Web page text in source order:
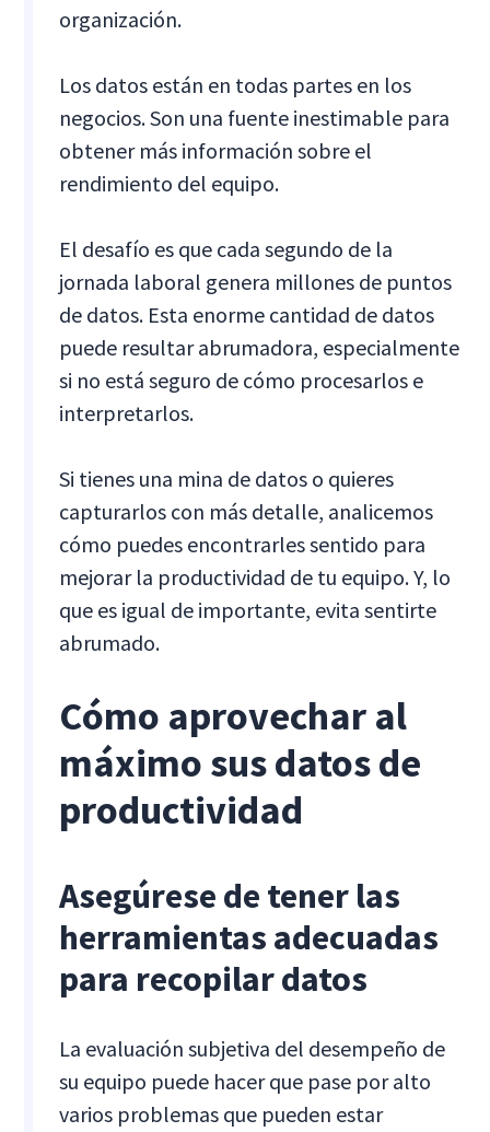
organización.
Los datos están en todas partes en los
negocios. Son una fuente inestimable para
obtener más información sobre el
rendimiento del equipo.
El desafío es que cada segundo de la
jornada laboral genera millones de puntos
de datos. Esta enorme cantidad de datos
puede resultar abrumadora, especialmente
si no está seguro de cómo procesarlos e
interpretarlos.
Si tienes una mina de datos o quieres
capturarlos con más detalle, analicemos
cómo puedes encontrarles sentido para
mejorar la productividad de tu equipo. Y, lo
que es igual de importante, evita sentirte
abrumado.
Cómo aprovechar al
máximo sus datos de
productividad
Asegúrese de tener las
herramientas adecuadas
para recopilar datos
La evaluación subjetiva del desempeño de
su equipo puede hacer que pase por alto
varios problemas que pueden estar